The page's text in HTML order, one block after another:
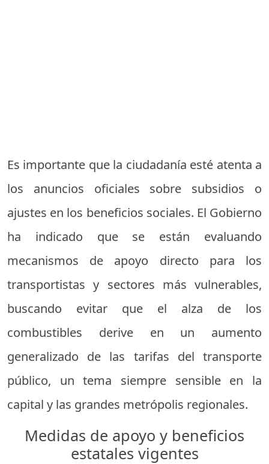
Es importante que la ciudadanía esté atenta a
los anuncios oficiales sobre subsidios o
ajustes en los beneficios sociales. El Gobierno
ha indicado que se están evaluando
mecanismos de apoyo directo para los
transportistas y sectores más vulnerables,
buscando evitar que el alza de los
combustibles derive en un aumento
generalizado de las tarifas del transporte
público, un tema siempre sensible en la
capital y las grandes metrópolis regionales.
Medidas de apoyo y beneficios
estatales vigentes